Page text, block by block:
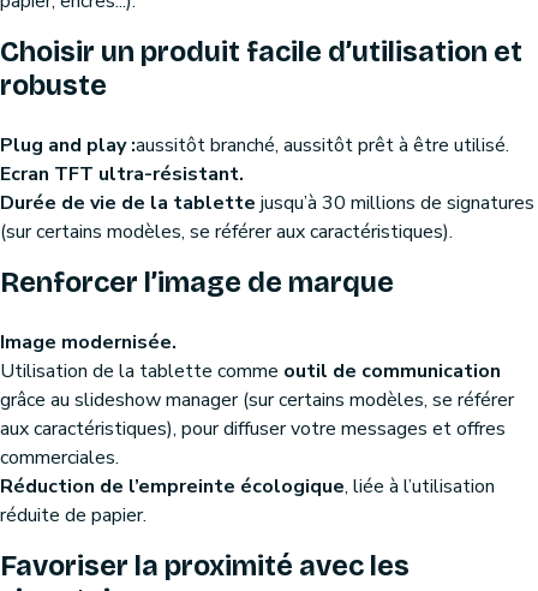
Choisir un produit facile d’utilisation et
robuste
Plug and play :aussitôt branché, aussitôt prêt à être utilisé.
Ecran TFT ultra-résistant.
Durée de vie de la tablette jusqu’à 30 millions de signatures
(sur certains modèles, se référer aux caractéristiques).
Renforcer l’image de marque
Image modernisée.
Utilisation de la tablette comme outil de communication
grâce au slideshow manager (sur certains modèles, se référer
aux caractéristiques), pour diffuser votre messages et offres
commerciales.
Réduction de l’empreinte écologique, liée à l’utilisation
réduite de papier.
Favoriser la proximité avec les